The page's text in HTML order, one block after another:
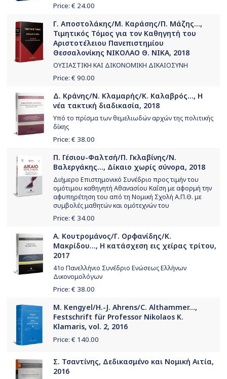
Price: € 24.00
Γ. Αποστολάκης/Μ. Καράσης/Π. Μάζης...,
Τιμητικός Τόμος για τον Καθηγητή του
Αριστοτέλειου Πανεπιστημίου
Θεσσαλονίκης ΝΙΚΟΛΑΟ Θ. ΝΙΚΑ, 2018
ΟΥΣΙΑΣΤΙΚΗ ΚΑΙ ΔΙΚΟΝΟΜΙΚΗ ΔΙΚΑΙΟΣΥΝΗ
Price: € 90.00
Δ. Κράνης/Ν. Κλαμαρής/Κ. Καλαβρός..., Η
νέα τακτική διαδικασία, 2018
Υπό το πρίσμα των θεμελιωδών αρχών της πολιτικής
δίκης
Price: € 38.00
Π. Γέσιου-Φαλτσή/Π. Γκλαβίνης/Ν.
Βαλεργάκης..., Δίκαιο χωρίς σύνορα, 2018
Διήμερο Επιστημονικό Συνέδριο προς τιμήν του
ομότιμου καθηγητή Αθανασίου Καΐση με αφορμή την
αφυπηρέτηση του από τη Νομική Σχολή Α.Π.Θ. με
συμβολές μαθητών και ομότεχνών του
Price: € 34.00
Α. Κουτρομάνος/Γ. Ορφανίδης/Κ.
Μακρίδου..., Η κατάσχεση εις χείρας τρίτου,
2017
41ο Πανελλήνιο Συνέδριο Ενώσεως Ελλήνων
Δικονομολόγων
Price: € 38.00
M. Kengyel/H.-J. Ahrens/C. Althammer...,
Festschrift für Professor Nikolaos K.
Klamaris, vol. 2, 2016
Price: € 140.00
Σ. Τσαντίνης, Δεδικασμένο και Νομική Αιτία,
2016